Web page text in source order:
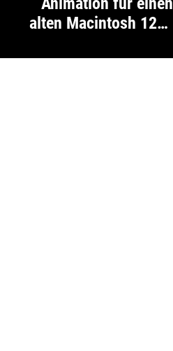
alten Macintosh 128k